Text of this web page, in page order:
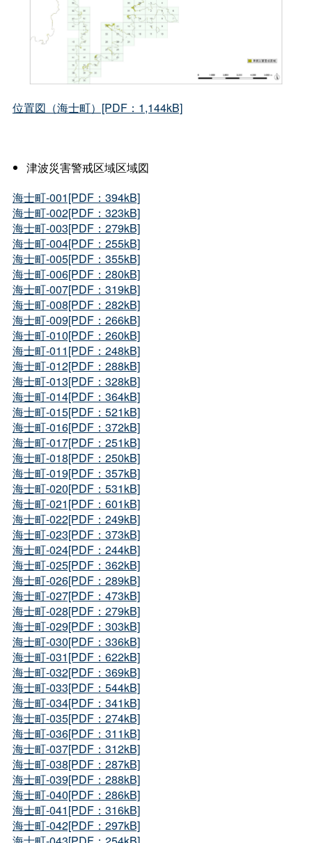
位置図（海士町）[PDF：1,144kB]
津波災害警戒区域区域図
海士町-001[PDF：394kB]
海士町-002[PDF：323kB]
海士町-003[PDF：279kB]
海士町-004[PDF：255kB]
海士町-005[PDF：355kB]
海士町-006[PDF：280kB]
海士町-007[PDF：319kB]
海士町-008[PDF：282kB]
海士町-009[PDF：266kB]
海士町-010[PDF：260kB]
海士町-011[PDF：248kB]
海士町-012[PDF：288kB]
海士町-013[PDF：328kB]
海士町-014[PDF：364kB]
海士町-015[PDF：521kB]
海士町-016[PDF：372kB]
海士町-017[PDF：251kB]
海士町-018[PDF：250kB]
海士町-019[PDF：357kB]
海士町-020[PDF：531kB]
海士町-021[PDF：601kB]
海士町-022[PDF：249kB]
海士町-023[PDF：373kB]
海士町-024[PDF：244kB]
海士町-025[PDF：362kB]
海士町-026[PDF：289kB]
海士町-027[PDF：473kB]
海士町-028[PDF：279kB]
海士町-029[PDF：303kB]
海士町-030[PDF：336kB]
海士町-031[PDF：622kB]
海士町-032[PDF：369kB]
海士町-033[PDF：544kB]
海士町-034[PDF：341kB]
海士町-035[PDF：274kB]
海士町-036[PDF：311kB]
海士町-037[PDF：312kB]
海士町-038[PDF：287kB]
海士町-039[PDF：288kB]
海士町-040[PDF：286kB]
海士町-041[PDF：316kB]
海士町-042[PDF：297kB]